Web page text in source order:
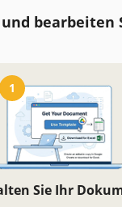
bearbeiten
1
Sie Ihr